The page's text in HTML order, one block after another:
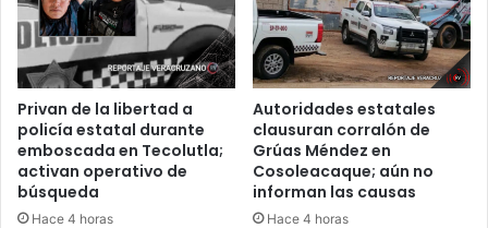
Privan de la libertad a
policía estatal durante
emboscada en Tecolutla;
activan operativo de
búsqueda
Hace 4 horas
Autoridades estatales
clausuran corralón de
Grúas Méndez en
Cosoleacaque; aún no
informan las causas
Hace 4 horas